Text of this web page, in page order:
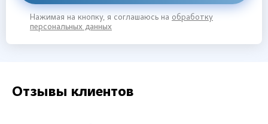
Нажимая на кнопку, я соглашаюсь на обработку
персональных данных
Отзывы клиентов